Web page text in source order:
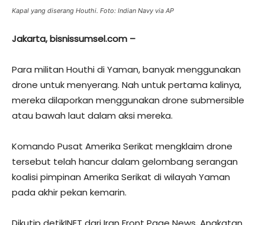
Kapal yang diserang Houthi. Foto: Indian Navy via AP
Jakarta, bisnissumsel.com –
Para militan Houthi di Yaman, banyak menggunakan
drone untuk menyerang. Nah untuk pertama kalinya,
mereka dilaporkan menggunakan drone submersible
atau bawah laut dalam aksi mereka.
Komando Pusat Amerika Serikat mengklaim drone
tersebut telah hancur dalam gelombang serangan
koalisi pimpinan Amerika Serikat di wilayah Yaman
pada akhir pekan kemarin.